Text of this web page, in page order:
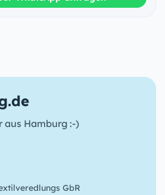
aus Hamburg :-)
GbR